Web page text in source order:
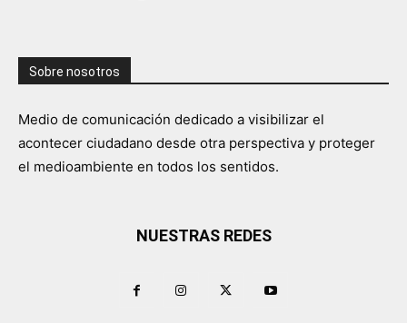
Sobre nosotros
Medio de comunicación dedicado a visibilizar el
acontecer ciudadano desde otra perspectiva y proteger
el medioambiente en todos los sentidos.
NUESTRAS REDES